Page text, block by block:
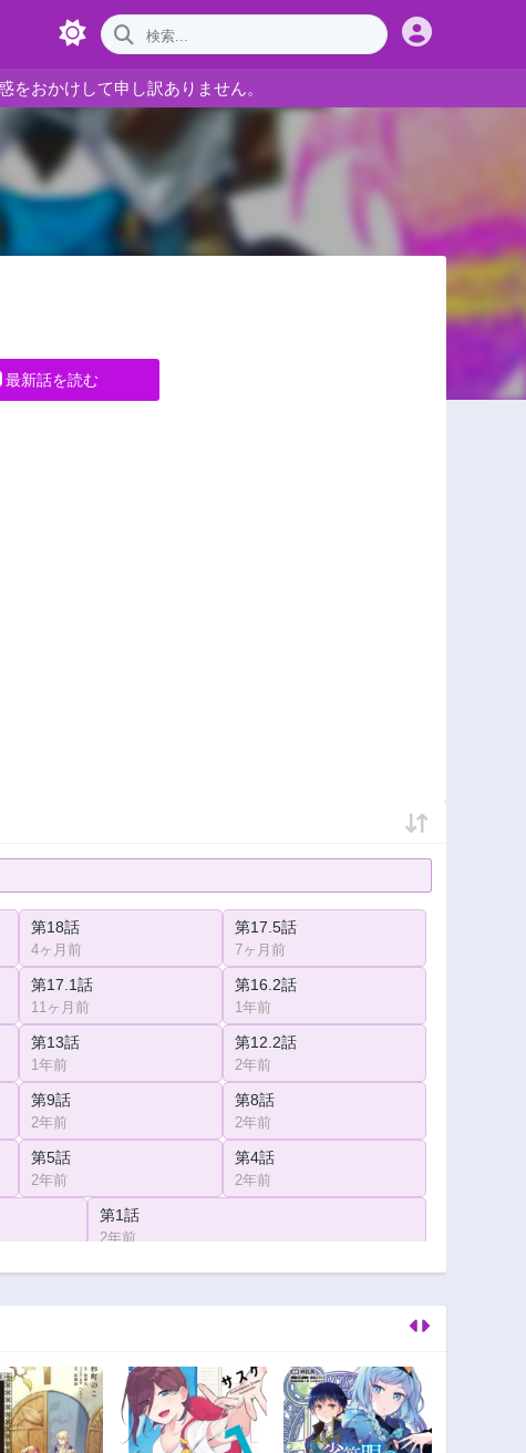
おかけして申し訳ありません。
最新話を読む
第18話
4ヶ月前
第17.5話
7ヶ月前
第17.1話
11ヶ月前
第16.2話
1年前
第13話
1年前
第12.2話
2年前
第9話
2年前
第8話
2年前
第5話
2年前
第4話
2年前
第1話
2年前